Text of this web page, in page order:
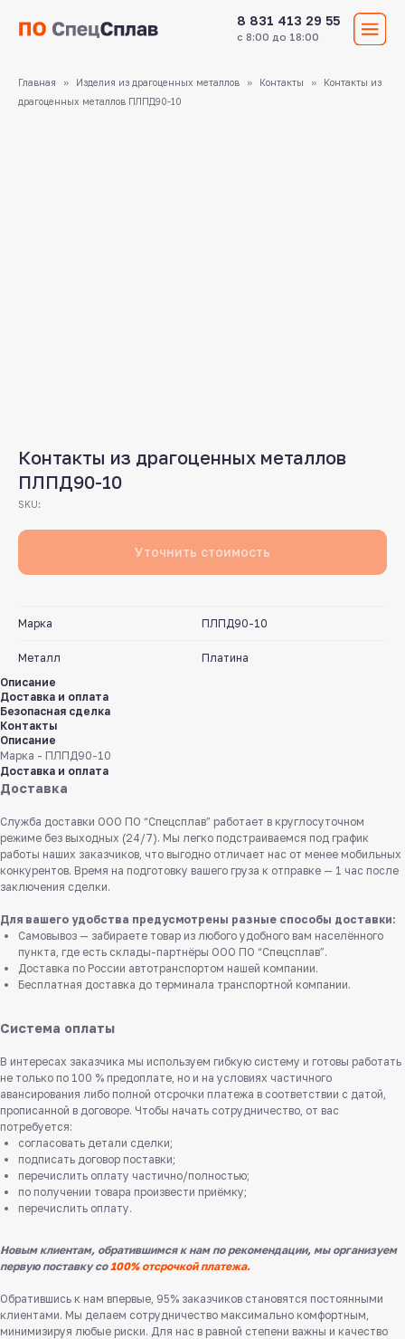
8 831 413 29 55
Главная Изделия из драгоценных металлов Контакты
Контакты из
драгоценных металлов ПЛПД90-10
Контакты из драгоценных металлов
ПЛПД90-10
SKU:
Уточнить стоимость
Марка ПЛПД90-10
Металл
Платина
Описание
Доставка и оплата
Безопасная сделка
Контакты
Описание
Марка - ПЛПД90-10
Доставка и оплата
Доставка
Служба доставки ООО ПО “Спецсплав” работает в круглосуточном
режиме без выходных (24/7). Мы легко подстраиваемся под график
работы наших заказчиков, что выгодно отличает нас от менее мобильных
конкурентов. Время на подготовку вашего груза к отправке — 1 час после
заключения сделки.
Для вашего удобства предусмотрены разные способы доставки:
Самовывоз — забираете товар из любого удобного вам населённого
пункта, где есть склады-партнёры ООО ПО “Спецсплав”.
Доставка по России автотранспортом нашей компании.
Бесплатная доставка до терминала транспортной компании.
Система оплаты
В интересах заказчика мы используем гибкую систему и готовы работать
не только по 100 % предоплате, но и на условиях частичного
авансирования либо полной отсрочки платежа в соответствии с датой,
прописанной в договоре. Чтобы начать сотрудничество, от вас
потребуется:
согласовать детали сделки;
подписать договор поставки;
перечислить оплату частично/полностью;
по получении товара произвести приёмку;
перечислить оплату.
Новым клиентам, обратившимся к нам по рекомендации, мы организуем
первую поставку со100% отсрочкой платежа.
Обратившись к нам впервые, 95% заказчиков становятся постоянными
клиентами. Мы делаем сотрудничество максимально комфортным,
минимизируя любые риски. Для нас в равной степени важны и качество